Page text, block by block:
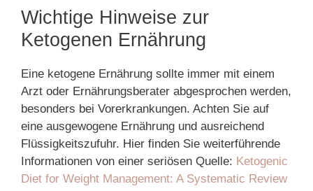
Wichtige Hinweise zur
Ketogenen Ernährung
Eine ketogene Ernährung sollte immer mit einem
Arzt oder Ernährungsberater abgesprochen werden,
besonders bei Vorerkrankungen. Achten Sie auf
eine ausgewogene Ernährung und ausreichend
Flüssigkeitszufuhr. Hier finden Sie weiterführende
Informationen von einer seriösen Quelle: Ketogenic
Diet for Weight Management: A Systematic Review